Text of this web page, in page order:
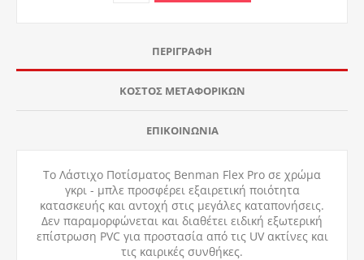
ΠΕΡΙΓΡΑΦΉ
ΚΌΣΤΟΣ ΜΕΤΑΦΟΡΙΚΏΝ
ΕΠΙΚΟΙΝΩΝΊΑ
Το Λάστιχο Ποτίσματος Benman Flex Pro σε χρώμα
γκρι - μπλε προσφέρει εξαιρετική ποιότητα
κατασκευής και αντοχή στις μεγάλες καταπονήσεις.
Δεν παραμορφώνεται και διαθέτει ειδική εξωτερική
επίστρωση PVC για προστασία από τις UV ακτίνες και
τις καιρικές συνθήκες.